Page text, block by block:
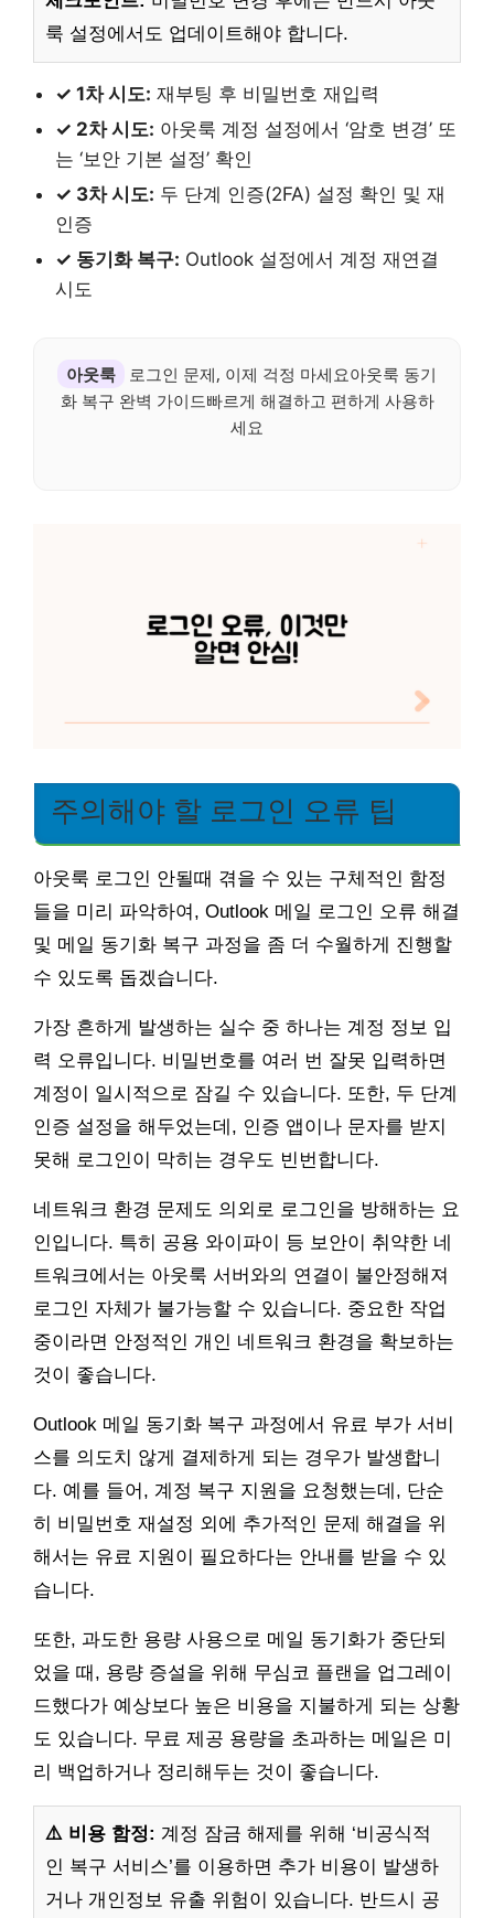
룩 설정에서도 업데이트해야 합니다.
✓ 1차 시도: 재부팅 후 비밀번호 재입력
✓ 2차 시도: 아웃룩 계정 설정에서 ‘암호 변경’ 또
는 ‘보안 기본 설정’ 확인
✓ 3차 시도: 두 단계 인증(2FA) 설정 확인 및 재
인증
✓ 동기화 복구: Outlook 설정에서 계정 재연결
시도
아웃룩
로그인 문제, 이제 걱정 마세요아웃룩 동기
화 복구 완벽 가이드빠르게 해결하고 편하게 사용하
세요
주의해야 할 로그인 오류 팁
아웃룩 로그인 안될때 겪을 수 있는 구체적인 함정
들을 미리 파악하여, Outlook 메일 로그인 오류 해결
및 메일 동기화 복구 과정을 좀 더 수월하게 진행할
수 있도록 돕겠습니다.
가장 흔하게 발생하는 실수 중 하나는 계정 정보 입
력 오류입니다. 비밀번호를 여러 번 잘못 입력하면
계정이 일시적으로 잠길 수 있습니다. 또한, 두 단계
인증 설정을 해두었는데, 인증 앱이나 문자를 받지
못해 로그인이 막히는 경우도 빈번합니다.
네트워크 환경 문제도 의외로 로그인을 방해하는 요
인입니다. 특히 공용 와이파이 등 보안이 취약한 네
트워크에서는 아웃룩 서버와의 연결이 불안정해져
로그인 자체가 불가능할 수 있습니다. 중요한 작업
중이라면 안정적인 개인 네트워크 환경을 확보하는
것이 좋습니다.
Outlook 메일 동기화 복구 과정에서 유료 부가 서비
스를 의도치 않게 결제하게 되는 경우가 발생합니
다. 예를 들어, 계정 복구 지원을 요청했는데, 단순
히 비밀번호 재설정 외에 추가적인 문제 해결을 위
해서는 유료 지원이 필요하다는 안내를 받을 수 있
습니다.
또한, 과도한 용량 사용으로 메일 동기화가 중단되
었을 때, 용량 증설을 위해 무심코 플랜을 업그레이
드했다가 예상보다 높은 비용을 지불하게 되는 상황
도 있습니다. 무료 제공 용량을 초과하는 메일은 미
리 백업하거나 정리해두는 것이 좋습니다.
⚠️ 비용 함정: 계정 잠금 해제를 위해 ‘비공식적
인 복구 서비스’를 이용하면 추가 비용이 발생하
거나 개인정보 유출 위험이 있습니다. 반드시 공